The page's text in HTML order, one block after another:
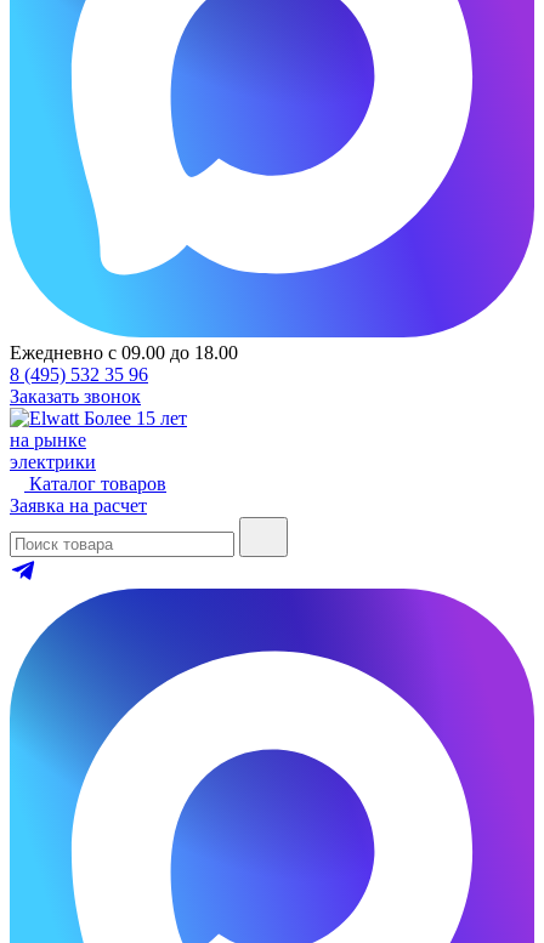
Ежедневно с 09.00 до 18.00
8 (495) 532 35 96
Заказать звонок
Более 15 лет
на рынке
электрики
Каталог товаров
Заявка на расчет